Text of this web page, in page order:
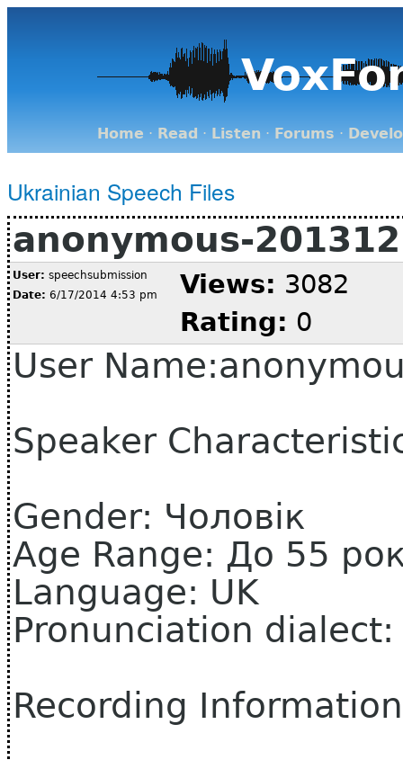
Home · Read · Listen · Forums ·
Ukrainian Speech Files
anonymous-
User: speechsubmission
Date: 6/17/2014 4:53 pm Views: 3082
Rating: 0
User
Speaker
Gender: Чоловік
Age Range: До 55
Language: UK
Pronunciation
Recording